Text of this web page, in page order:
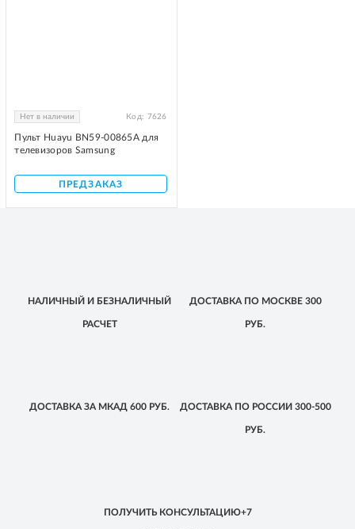
Нет в наличии Код: 7626
Пульт Huayu BN59-00865A для
телевизоров Samsung
ПРЕДЗАКАЗ
НАЛИЧНЫЙ И БЕЗНАЛИЧНЫЙ
РАСЧЕТ
ДОСТАВКАПО МОСКВЕ300
РУБ.
ДОСТАВКА ЗА МКАД 600 РУБ. ДОСТАВКАПО РОССИИ 300-500
РУБ.
ПОЛУЧИТЬ КОНСУЛЬТАЦИЮ+7